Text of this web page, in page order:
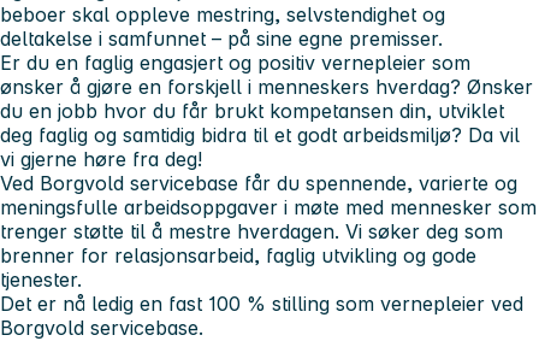
beboer skal oppleve mestring, selvstendighet og
deltakelse i samfunnet – på sine egne premisser.
Er du en faglig engasjert og positiv vernepleier som
ønsker å gjøre en forskjell i menneskers hverdag? Ønsker
du en jobb hvor du får brukt kompetansen din, utviklet
deg faglig og samtidig bidra til et godt arbeidsmiljø? Da vil
vi gjerne høre fra deg!
Ved Borgvold servicebase får du spennende, varierte og
meningsfulle arbeidsoppgaver i møte med mennesker som
trenger støtte til å mestre hverdagen. Vi søker deg som
brenner for relasjonsarbeid, faglig utvikling og gode
tjenester.
Det er nå ledig en fast 100 % stilling som vernepleier ved
Borgvold servicebase.